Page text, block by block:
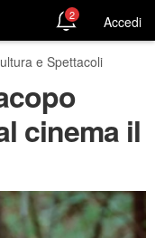
2 Accedi
e Spettacoli
cinema il